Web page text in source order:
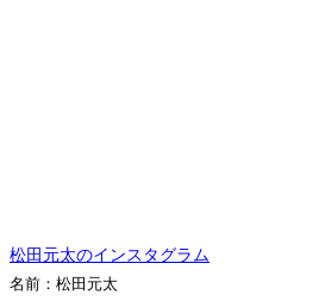
松田元太のインスタグラム
名前：松田元太